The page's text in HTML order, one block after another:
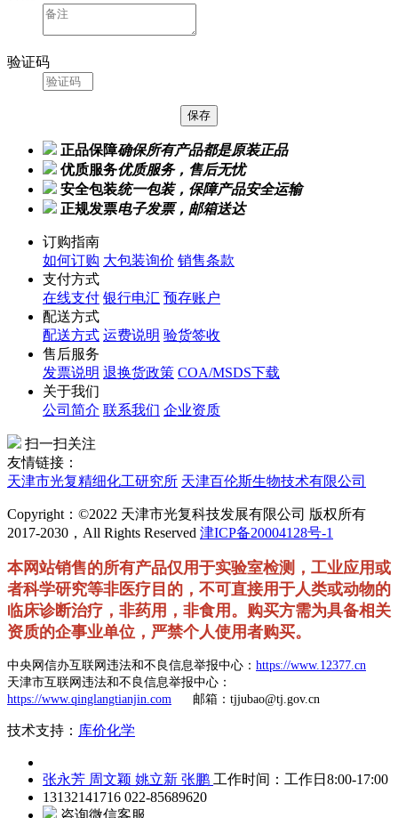
验证码
正品保障确保所有产品都是原装正品
优质服务优质服务，售后无忧
安全包装统一包装，保障产品安全运输
正规发票电子发票，邮箱送达
订购指南
如何订购 大包装询价 销售条款
支付方式
在线支付 银行电汇 预存账户
配送方式
配送方式 运费说明 验货签收
售后服务
发票说明 退换货政策 COA/MSDS下载
关于我们
公司简介 联系我们 企业资质
扫一扫关注
友情链接：
天津市光复精细化工研究所 天津百伦斯生物技术有限公司
Copyright：©2022 天津市光复科技发展有限公司 版权所有
2017-2030，All Rights Reserved 津ICP备20004128号-1
本网站销售的所有产品仅用于实验室检测，工业应用或
者科学研究等非医疗目的，不可直接用于人类或动物的
临床诊断治疗，非药用，非食用。购买方需为具备相关
资质的企事业单位，严禁个人使用者购买。
中央网信办互联网违法和不良信息举报中心： https://www.12377.cn
天津市互联网违法和不良信息举报中心：
https://www.qinglangtianjin.com 邮箱：tjjubao@tj.gov.cn
技术支持： 库价化学
张永芳 周文颖 姚立新 张鹏 工作时间：工作日8:00-17:00
13132141716 022-85689620
咨询微信客服